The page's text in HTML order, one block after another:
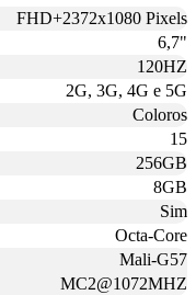
FHD+2372x1080 Pixels
6,7"
120HZ
2G, 3G, 4G e 5G
Coloros
15
256GB
8GB
Sim
Octa-Core
Mali-G57
MC2@1072MHZ